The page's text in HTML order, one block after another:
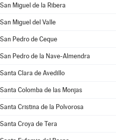
San Miguel de la Ribera
San Miguel del Valle
San Pedro de Ceque
San Pedro de la Nave-Almendra
Santa Clara de Avedillo
Santa Colomba de las Monjas
Santa Cristina de la Polvorosa
Santa Croya de Tera